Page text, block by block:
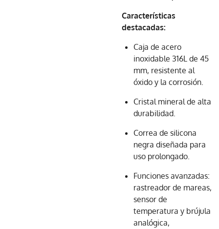
Características
destacadas:
Caja de acero
inoxidable 316L de 45
mm, resistente al
óxido y la corrosión.
Cristal mineral de alta
durabilidad.
Correa de silicona
negra diseñada para
uso prolongado.
Funciones avanzadas:
rastreador de mareas,
sensor de
temperatura y brújula
analógica,